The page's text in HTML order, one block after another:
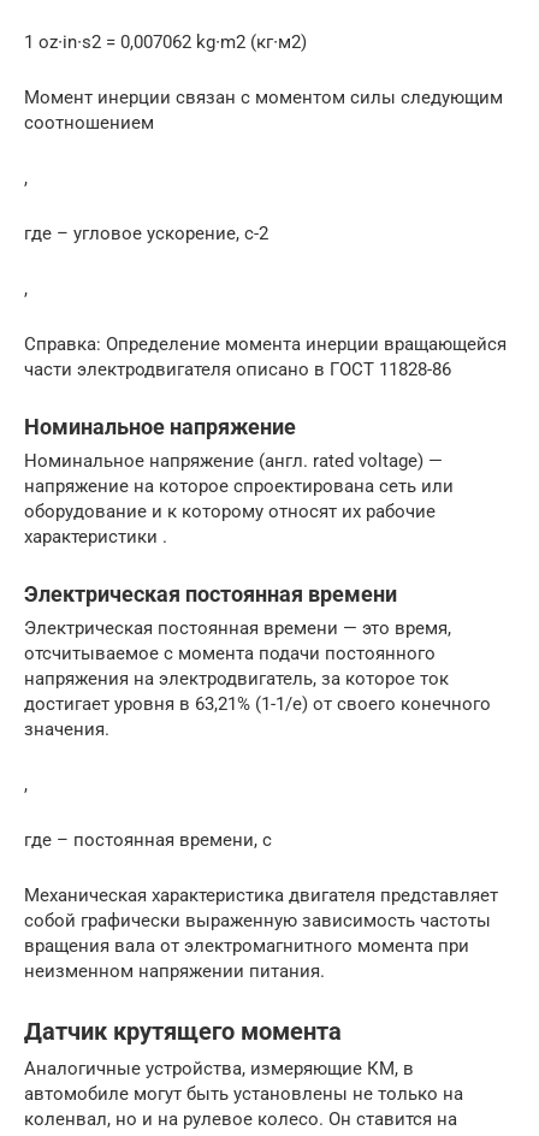
1 oz∙in∙s2 = 0,007062 kg∙m2 (кг∙м2)
Момент инерции связан с моментом силы следующим
соотношением
,
где – угловое ускорение, с-2
,
Справка: Определение момента инерции вращающейся
части электродвигателя описано в ГОСТ 11828-86
Номинальное напряжение
Номинальное напряжение (англ. rated voltage) —
напряжение на которое спроектирована сеть или
оборудование и к которому относят их рабочие
характеристики .
Электрическая постоянная времени
Электрическая постоянная времени — это время,
отсчитываемое с момента подачи постоянного
напряжения на электродвигатель, за которое ток
достигает уровня в 63,21% (1-1/e) от своего конечного
значения.
,
где – постоянная времени, с
Механическая характеристика двигателя представляет
собой графически выраженную зависимость частоты
вращения вала от электромагнитного момента при
неизменном напряжении питания.
Датчик крутящего момента
Аналогичные устройства, измеряющие КМ, в
автомобиле могут быть установлены не только на
коленвал, но и на рулевое колесо. Он ставится на